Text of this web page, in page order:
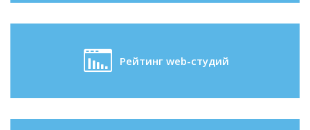
Рейтинг web-студий